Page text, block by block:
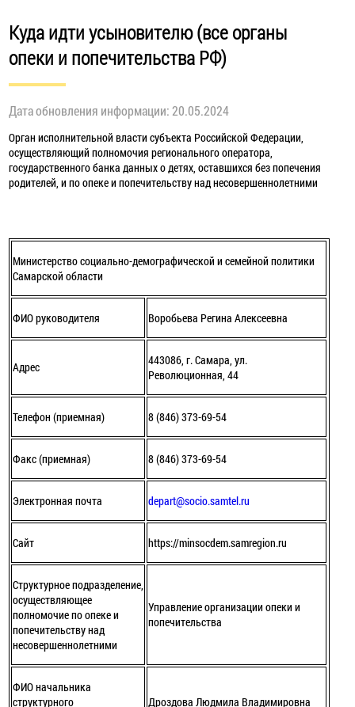
Куда идти усыновителю (все органы
опеки и попечительства РФ)
Дата обновления информации: 20.05.2024
Орган исполнительной власти субъекта Российской Федерации,
осуществляющий полномочия регионального оператора,
государственного банка данных о детях, оставшихся без попечения
родителей, и по опеке и попечительству над несовершеннолетними
Министерство социально-демографической и семейной политики
Самарской области
ФИО руководителя Воробьева Регина Алексеевна
Адрес
443086, г. Самара, ул.
Революционная, 44
Телефон (приемная) 8 (846) 373-69-54
Факс (приемная) 8 (846) 373-69-54
Электронная почта depart@socio.samtel.ru
Сайт https://minsocdem.samregion.ru
Структурное подразделение,
осуществляющее
полномочие по опеке и
попечительству над
несовершеннолетними
Управление организации опеки и
попечительства
ФИО начальника
структурного
Дроздова Людмила Владимировна